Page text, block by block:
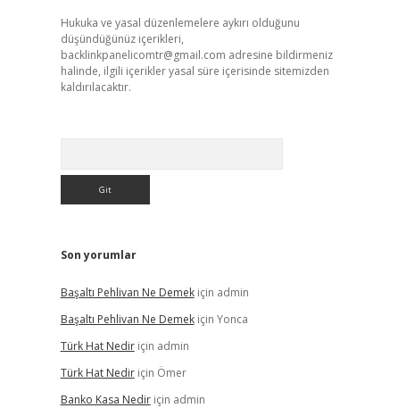
Hukuka ve yasal düzenlemelere aykırı olduğunu
düşündüğünüz içerikleri,
backlinkpanelicomtr@gmail.com adresine bildirmeniz
halinde, ilgili içerikler yasal süre içerisinde sitemizden
kaldırılacaktır.
Son yorumlar
Başaltı Pehlivan Ne Demekiçin admin
Başaltı Pehlivan Ne Demekiçin Yonca
Türk Hat Nediriçin admin
Türk Hat Nediriçin Ömer
Banko Kasa Nediriçin admin